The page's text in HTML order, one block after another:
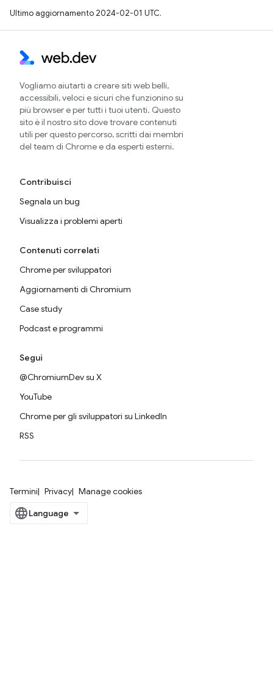
Ultimo aggiornamento 2024-02-01 UTC.
Vogliamo aiutarti a creare siti web belli,
accessibili, veloci e sicuri che funzionino su
più browser e per tutti i tuoi utenti. Questo
sito è il nostro sito dove trovare contenuti
utili per questo percorso, scritti dai membri
del team di Chrome e da esperti esterni.
Contribuisci
Segnala un bug
Visualizza i problemi aperti
Contenuti correlati
Chrome per sviluppatori
Aggiornamenti di Chromium
Case study
Podcast e programmi
Segui
@ChromiumDev su X
YouTube
Chrome per gli sviluppatori su LinkedIn
RSS
Termini Privacy Manage cookies